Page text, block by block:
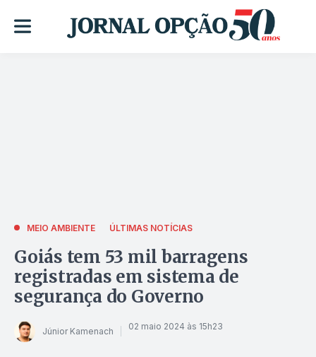
MEIO AMBIENTE ÚLTIMAS NOTÍCIAS
Goiás tem 53 mil barragens
registradas em sistema de
segurança do Governo
Júnior Kamenach 02 maio 2024 às 15h23